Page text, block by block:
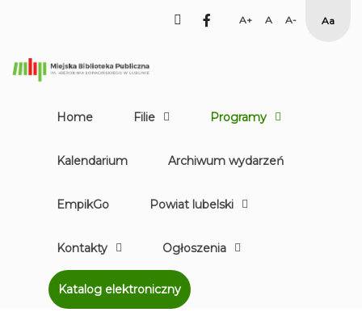
facebook
Set Set
Smaller
High
Home Filie Programy
Kalendarium Archiwum wydarzeń
EmpikGo Powiat lubelski
Kontakty Ogłoszenia
Katalog elektroniczny